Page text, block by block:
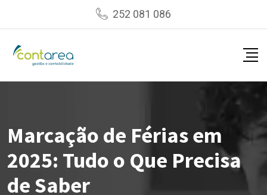
252 081 086
Marcação de Férias em
2025: Tudo o Que Precisa
de Saber